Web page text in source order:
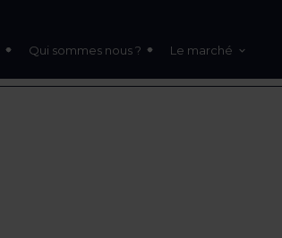
Qui sommes nous ? Le marché